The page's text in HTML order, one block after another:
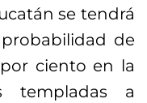
se tendrá
de
ciento en la
templadas a